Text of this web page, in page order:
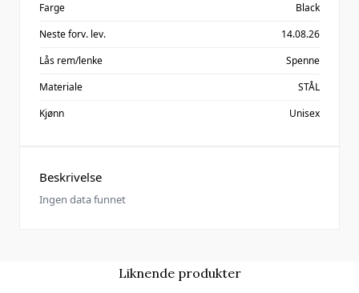
Beskrivelse
Ingen data funnet
Farge
Black
Neste forv. lev.
14.08.26
Lås rem/lenke
Spenne
Materiale
STÅL
Kjønn
Unisex
Liknende produkter